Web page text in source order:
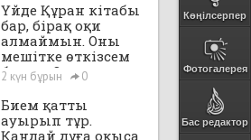
Көңілсерпер
Фотогалерея
Бас редактор
Үйде Құран кітабы
бар, бірақ оқи
алмаймын. Оны
мешітке өткізсем
бе екен?
2 күн бұрын 0
Бием қатты
ауырып тұр.
Қандай дұға оқыса